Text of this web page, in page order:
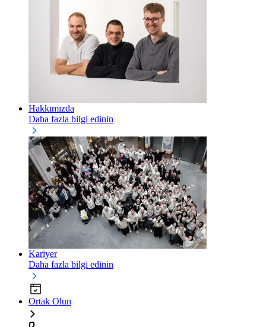
Hakkımızda
Daha fazla bilgi edinin
Kariyer
Daha fazla bilgi edinin
Ortak Olun